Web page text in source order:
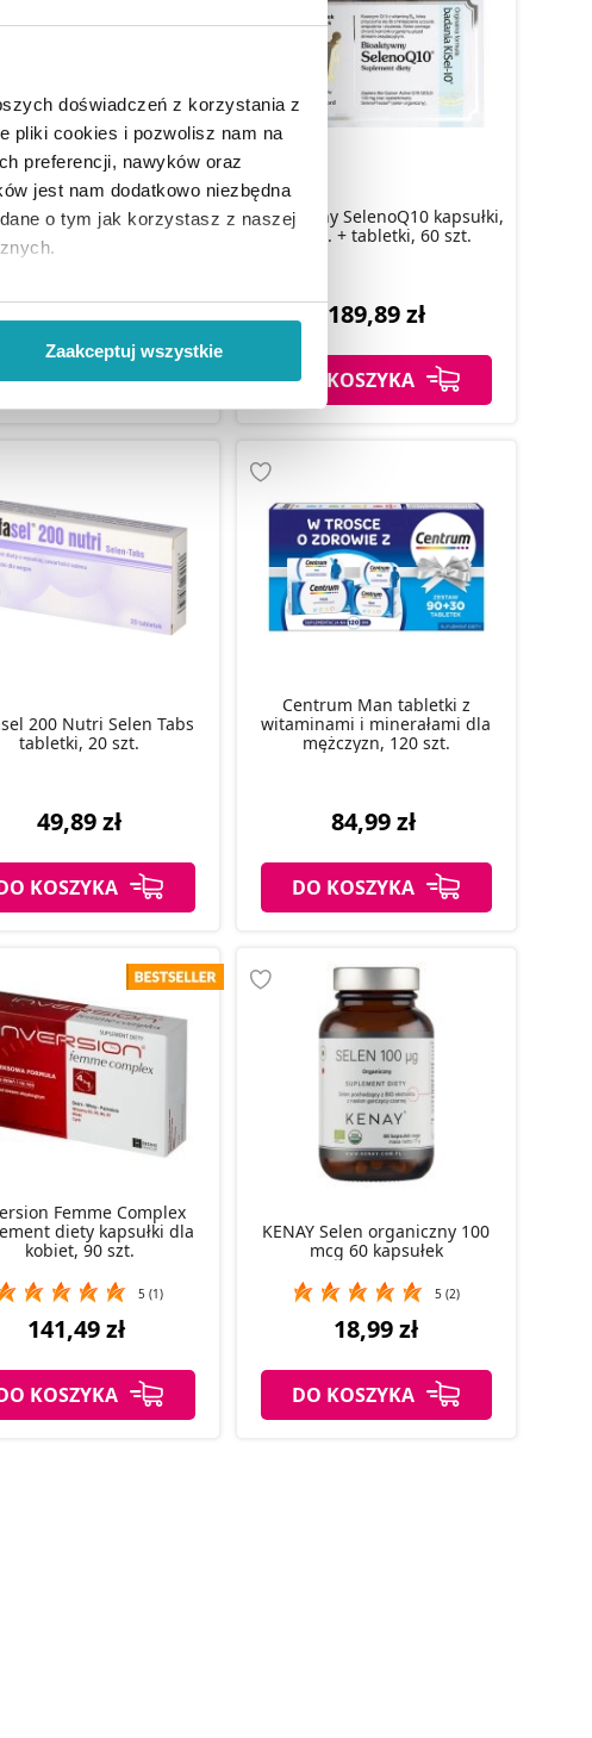
doświadczeń z korzystania z
pliki cookies i pozwolisz nam na
preferencji, nawyków oraz
jest nam dodatkowo niezbędna
o tym jak korzystasz z naszej
wiąże się zbieranie danych o
z brakiem dostępu do
Zaakceptuj wszystkie
Selen + Cynk, 30 tabl.
48,49 zł
KOSZYKA
Bioaktywny SelenoQ10 kapsułki,
60 szt. + tabletki, 60 szt.
189,89 zł
DO KOSZYKA
200 Nutri Selen Tabs
tabletki, 20 szt.
49,89 zł
KOSZYKA
Centrum Man tabletki z
witaminami i minerałami dla
mężczyzn, 120 szt.
84,99 zł
DO KOSZYKA
Femme Complex
diety kapsułki dla
kobiet, 90 szt.
5 (1)
141,49 zł
KOSZYKA
KENAY Selen organiczny 100
mcg 60 kapsułek
5 (2)
18,99 zł
DO KOSZYKA